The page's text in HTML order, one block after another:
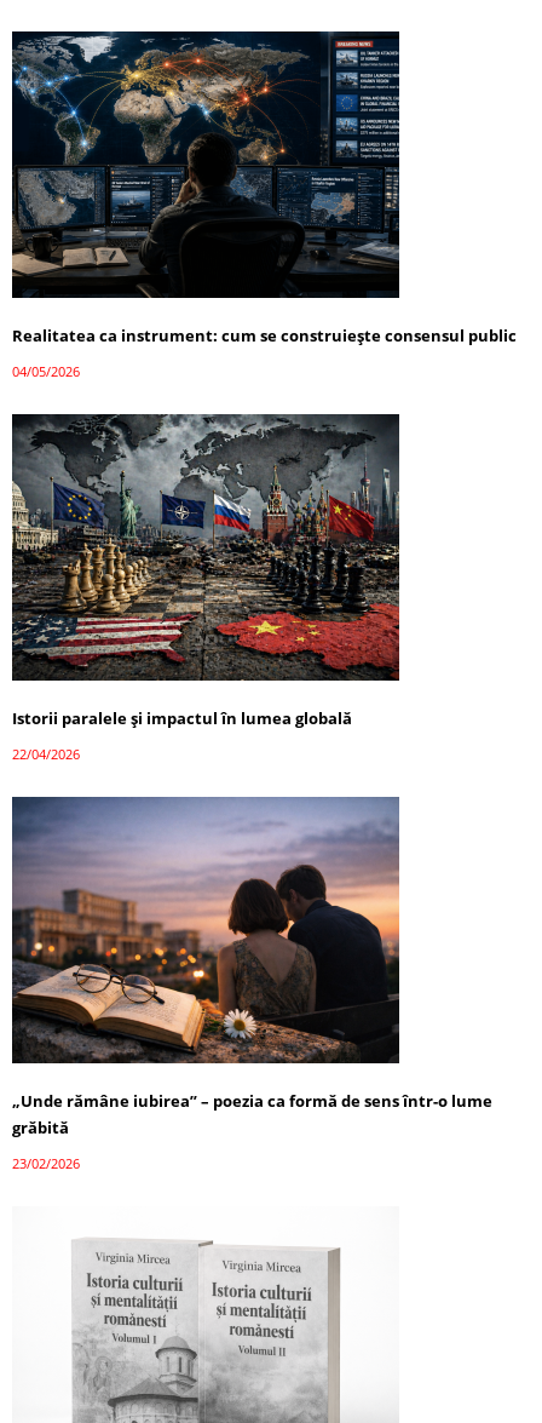
Realitatea ca instrument: cum se construiește consensul public
04/05/2026
Istorii paralele și impactul în lumea globală
22/04/2026
„Unde rămâne iubirea” – poezia ca formă de sens într-o lume
grăbită
23/02/2026